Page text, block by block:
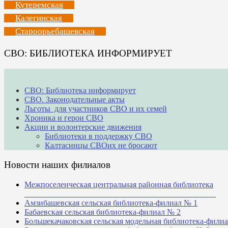
Кутеремская
Калегинская
Староорьебашевская
СВО: БИБЛИОТЕКА ИНФОРМИРУЕТ
СВО: Библиотека информирует
СВО. Законодательные акты
Льготы для участников СВО и их семей
Хроника и герои СВО
Акции и волонтерские движения
Библиотеки в поддержку СВО
Калтасинцы СВОих не бросают
Новости наших филиалов
Межпоселенческая центральная районная библиотека
Амзибашевская сельская библиотека-филиал № 1
Бабаевская сельская библиотека-филиал № 2
Большекачаковская сельская модельная библиотека-